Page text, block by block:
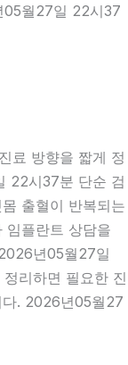
05월27일 22시37
료 방향을 짧게 정
22시37분 단순 검
출혈이 반복되는
임플란트 상담을
년05월27일
리하면 필요한 진
다. 2026년05월27